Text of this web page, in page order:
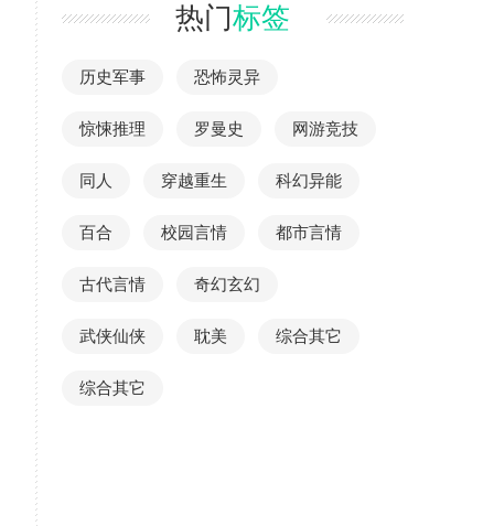
热门标签
历史军事 恐怖灵异
惊悚推理 罗曼史 网游竞技
同人 穿越重生 科幻异能
百合 校园言情 都市言情
古代言情 奇幻玄幻
武侠仙侠 耽美 综合其它
综合其它